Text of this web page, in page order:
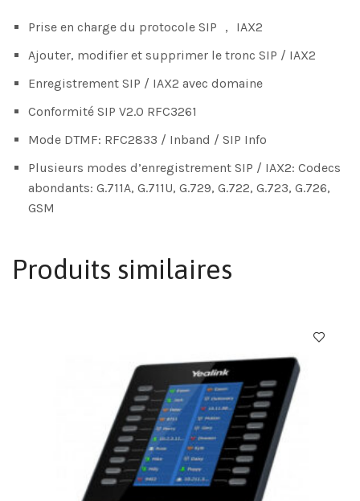
Prise en charge du protocole SIP ， IAX2
Ajouter, modifier et supprimer le tronc SIP / IAX2
Enregistrement SIP / IAX2 avec domaine
Conformité SIP V2.0 RFC3261
Mode DTMF: RFC2833 / Inband / SIP Info
Plusieurs modes d’enregistrement SIP / IAX2: Codecs
abondants: G.711A, G.711U, G.729, G.722, G.723, G.726,
GSM
Produits similaires